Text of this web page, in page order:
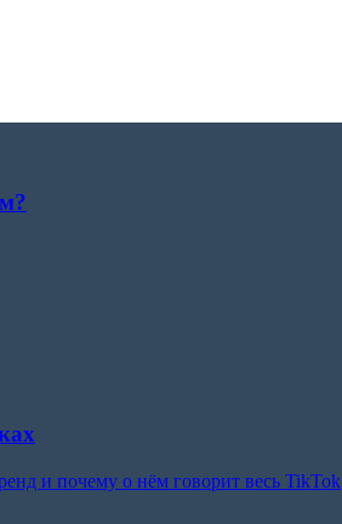
и почему о нём говорит весь TikTok